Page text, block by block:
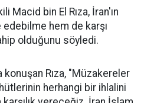
Macid bin El Rıza, İran'ın
edebilme hem de karşı
olduğunu söyledi.
Rıza, "Müzakereler
herhangi bir ihlalini